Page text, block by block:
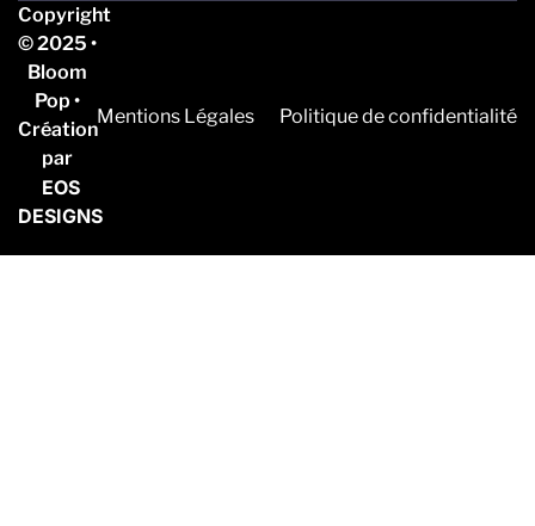
Copyright
© 2025 •
Bloom
Pop •
Création
par
EOS
DESIGNS
Mentions Légales Politique de confidentialité